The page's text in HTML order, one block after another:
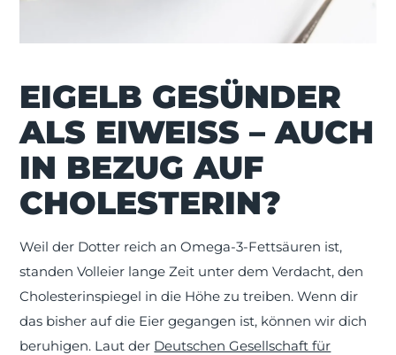
EIGELB GESÜNDER
ALS EIWEISS – AUCH I
N BEZUG AUF C
HOLESTERIN?
Weil der Dotter reich an Omega-3-Fettsäuren ist,
standen Volleier lange Zeit unter dem Verdacht, den
Cholesterinspiegel in die Höhe zu treiben. Wenn dir
das bisher auf die Eier gegangen ist, können wir dich
beruhigen. Laut der Deutschen Gesellschaft für